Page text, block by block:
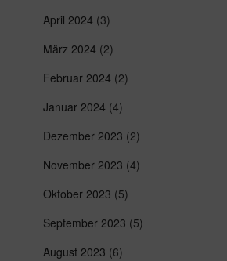
Nächster
April 2024 (3)
März 2024 (2)
Februar 2024 (2)
Januar 2024 (4)
Dezember 2023 (2)
November 2023 (4)
Oktober 2023 (5)
September 2023 (5)
August 2023 (6)